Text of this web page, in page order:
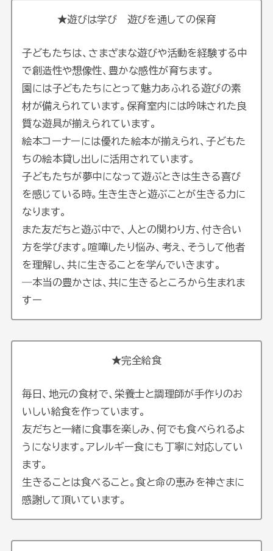
★遊びは学び 遊びを通しての保育
子どもたちは、さまざまな遊びや活動を経験する中
で創造性や想像性、豊かな感性が育ちます。
園には子どもたちにとって魅力あふれる遊びの素
材が備えられています。保育室内には吟味された良
質な遊具が揃えられています。
絵本コーナーには優れた絵本が揃えられ、子どもた
ちの絵本貸し出しに活用されています。
子どもたちが夢中になって遊ぶときは生きる喜び
を感じている時。生き生きと遊ぶことが生きる力に
なります。
また友だちと遊ぶ中で、人との関わり方、付き合い
方を学びます。喧嘩したり悩み、考え、そうして他者
を理解し、共に生きることを学んでいきます。
―本当の豊かさは、共に生きるところから生まれま
すー
★完全給食
毎日、地元の食材で、栄養士と調理師が手作りのお
いしい給食を作っています。
友だちと一緒に食事を楽しみ、何でも食べられるよ
うになります。アレルギー食にも丁寧に対応してい
ます。
生きることは食べること。食と命の恵みを神さまに
感謝して頂いています。